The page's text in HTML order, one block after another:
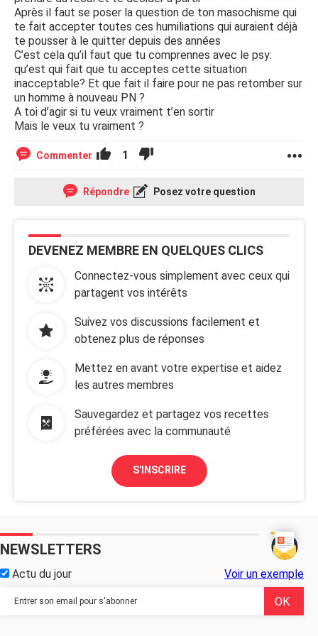
Après il faut se poser la question de ton masochisme qui
te fait accepter toutes ces humiliations qui auraient déjà
te pousser à le quitter depuis des années
C’est cela qu’il faut que tu comprennes avec le psy:
qu’est qui fait que tu acceptes cette situation
inacceptable? Et que fait il faire pour ne pas retomber sur
un homme à nouveau PN ?
A toi d’agir si tu veux vraiment t’en sortir
Mais le veux tu vraiment ?
Commenter 1
Répondre Posez votre question
DEVENEZ MEMBRE EN QUELQUES CLICS
Connectez-vous simplement avec ceux qui
partagent vos intérêts
Suivez vos discussions facilement et
obtenez plus de réponses
Mettez en avant votre expertise et aidez
les autres membres
Sauvegardez et partagez vos recettes
préférées avec la communauté
S'INSCRIRE
NEWSLETTERS
Actu du jour Voir un exemple